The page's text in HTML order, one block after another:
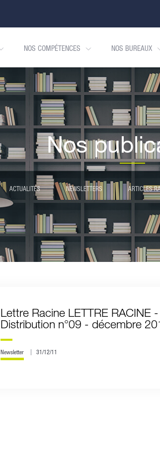
NOS COMPÉTENCES NOS BUREAUX
Nos
ACTUALITÉS NEWSLETTERS ARTICLES
Lettre Racine LETTRE RACINE
Distribution n°09 - décembre
Newsletter 31/12/11